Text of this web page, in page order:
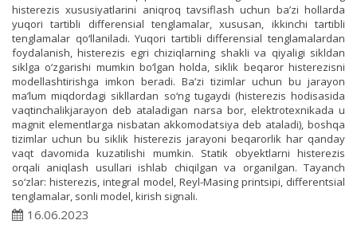
histerezis xususiyatlarini aniqroq tavsiflash uchun ba’zi hollarda
yuqori tartibli differensial tenglamalar, xususan, ikkinchi tartibli
tenglamalar qo‘llaniladi. Yuqori tartibli differensial tenglamalardan
foydalanish, histerezis egri chiziqlarning shakli va qiyaligi sikldan
siklga o‘zgarishi mumkin bo‘lgan holda, siklik beqaror histerezisni
modellashtirishga imkon beradi. Ba’zi tizimlar uchun bu jarayon
ma’lum miqdordagi sikllardan so‘ng tugaydi (histerezis hodisasida
vaqtinchalikjarayon deb ataladigan narsa bor, elektrotexnikada u
magnit elementlarga nisbatan akkomodatsiya deb ataladi), boshqa
tizimlar uchun bu siklik histerezis jarayoni beqarorlik har qanday
vaqt davomida kuzatilishi mumkin. Statik obуektlarni histerezis
orqali aniqlash usullari ishlab chiqilgan va organilgan. Tayanch
so‘zlar: histerezis, integral model, Reyl-Masing printsipi, differentsial
tenglamalar, sonli model, kirish signali.
16.06.2023